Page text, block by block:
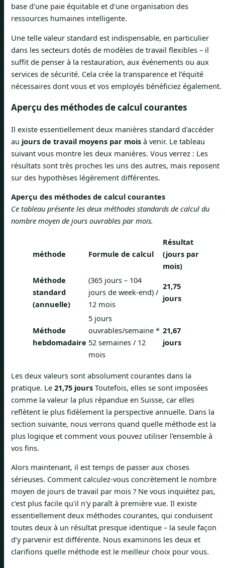
base d'une paie équitable et d'une organisation des
ressources humaines intelligente.
Une telle valeur standard est indispensable, en particulier
dans les secteurs dotés de modèles de travail flexibles – il
suffit de penser à la restauration, aux événements ou aux
services de sécurité. Cela crée la transparence et l’équité
nécessaires dont vous et vos employés bénéficiez également.
Aperçu des méthodes de calcul courantes
Il existe essentiellement deux manières standard d'accéder
au jours de travail moyens par mois à venir. Le tableau
suivant vous montre les deux manières. Vous verrez : Les
résultats sont très proches les uns des autres, mais reposent
sur des hypothèses légèrement différentes.
Aperçu des méthodes de calcul courantes
Ce tableau présente les deux méthodes standards de calcul du
nombre moyen de jours ouvrables par mois.
méthode Formule de calcul
Résultat
(jours par
mois)
Méthode
standard
(annuelle)
(365 jours – 104
jours de week-end) /
12 mois
21,75
jours
Méthode
hebdomadaire
5 jours
ouvrables/semaine *
52 semaines / 12
mois
21,67
jours
Les deux valeurs sont absolument courantes dans la
pratique. Le 21,75 jours Toutefois, elles se sont imposées
comme la valeur la plus répandue en Suisse, car elles
reflètent le plus fidèlement la perspective annuelle. Dans la
section suivante, nous verrons quand quelle méthode est la
plus logique et comment vous pouvez utiliser l'ensemble à
vos fins.
Alors maintenant, il est temps de passer aux choses
sérieuses. Comment calculez-vous concrètement le nombre
moyen de jours de travail par mois ? Ne vous inquiétez pas,
c'est plus facile qu'il n'y paraît à première vue. Il existe
essentiellement deux méthodes courantes, qui conduisent
toutes deux à un résultat presque identique – la seule façon
d’y parvenir est différente. Nous examinons les deux et
clarifions quelle méthode est le meilleur choix pour vous.